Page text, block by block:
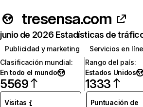
tresensa.com
junio de 2026 Estadísticas de
Publicidad y marketing
Servicios en
Clasificación mundial:
En todo el mundo
5569
Rango del país:
Estados Unidos
1333
Visitas
Puntuación de